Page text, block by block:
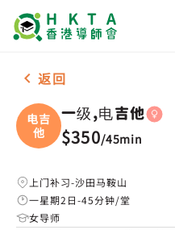
女-1名 一级,电吉他，沙
返回
电吉
他
一级,电吉他
$350/45min
上门补习-沙田马鞍山
一星期2日-45分钟/堂
女导师